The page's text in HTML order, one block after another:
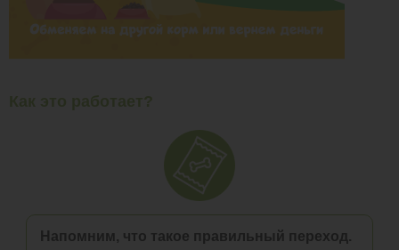
Как это работает?
Напомним, что такое правильный переход.